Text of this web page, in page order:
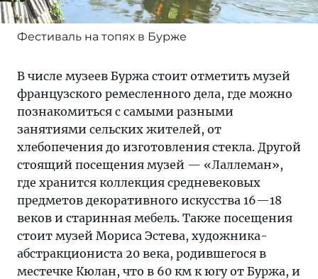
Фестиваль на топях в Бурже
В числе музеев Буржа стоит отметить музей
французского ремесленного дела, где можно
познакомиться с самыми разными
занятиями сельских жителей, от
хлебопечения до изготовления стекла. Другой
стоящий посещения музей — «Лаллеман»,
где хранится коллекция средневековых
предметов декоративного искусства 16—18
веков и старинная мебель. Также посещения
стоит музей Мориса Эстева, художника-
абстракциониста 20 века, родившегося в
местечке Кюлан, что в 60 км к югу от Буржа, и